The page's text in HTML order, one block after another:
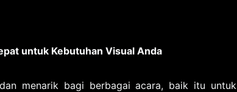
untuk Kebutuhan Visual Anda
menarik bagi berbagai acara, baik itu untuk